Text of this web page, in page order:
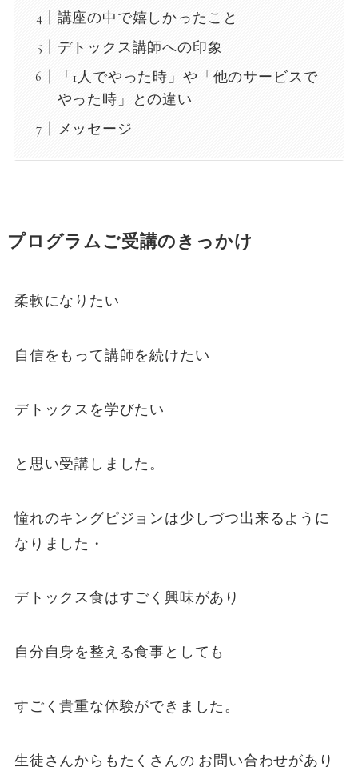
講座の中で嬉しかったこと
デトックス講師への印象
「1人でやった時」や「他のサービスで
やった時」との違い
メッセージ
プログラムご受講のきっかけ
柔軟になりたい
自信をもって講師を続けたい
デトックスを学びたい
と思い受講しました。
憧れのキングピジョンは少しづつ出来るように
なりました・
デトックス食はすごく興味があり
自分自身を整える食事としても
すごく貴重な体験ができました。
生徒さんからもたくさんの お問い合わせがあり